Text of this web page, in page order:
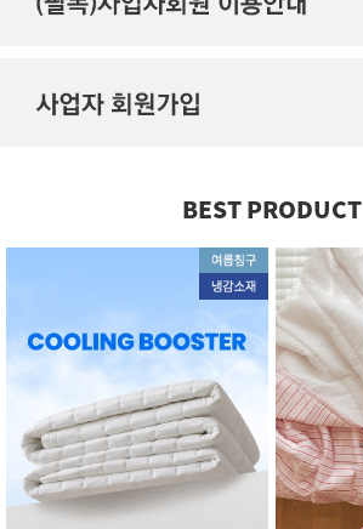
BEST PRODUCT